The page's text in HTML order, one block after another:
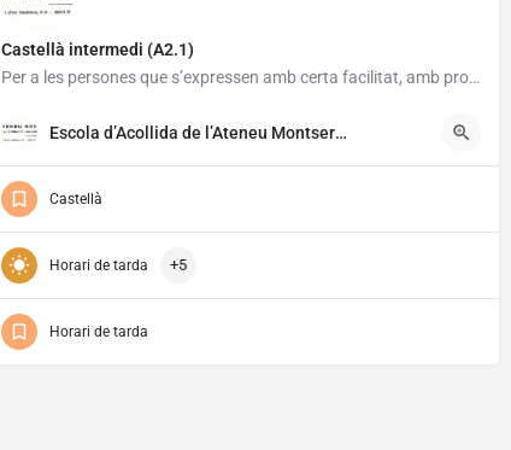
Castellà intermedi (A2.1)
Per a les persones que s’expressen amb certa facilitat, amb problemes amb el masculí, femení, temps verbal,…
Escola d’Acollida de l’Ateneu Montserrat
Castellà
Horari de tarda +5
Horari de tarda